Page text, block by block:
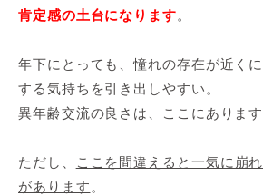
肯定感の土台になります。
年下にとっても、憧れの存在が近く
する気持ちを引き出しやすい。
異年齢交流の良さは、ここにあります
ただし、
ここを間違えると一気に崩
があります 。